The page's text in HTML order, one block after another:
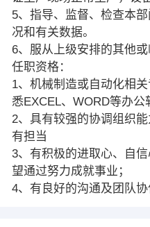
5、指导、监督、检查本
况和有关数据。
6、服从上级安排的其他或
任职资格：
1、机械制造或自动化相
悉EXCEL、WORD等办公
2、具有较强的协调组织
有担当
3、有积极的进取心、自
望通过努力成就事业；
4、有良好的沟通及团队协